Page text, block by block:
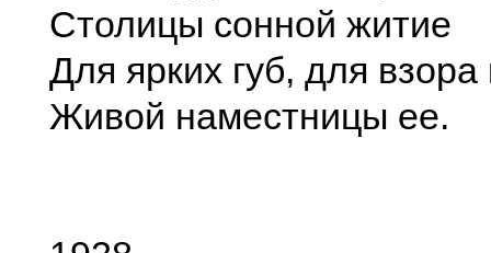
Столицы сонной житие
Для ярких губ, для взора
Живой наместницы ее.